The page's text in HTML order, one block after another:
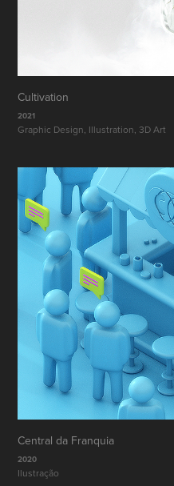
Cultivation
2021
Graphic Design, Illustration, 3D Art
Central da Franquia
2020
Ilustração